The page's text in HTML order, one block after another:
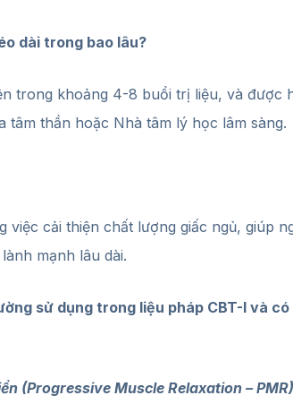
dài trong bao lâu?
trong khoảng 4-8 buổi trị liệu, và được
tâm thần hoặc Nhà tâm lý học lâm sàng.
việc cải thiện chất lượng giấc ngủ, giúp
mạnh lâu dài.
sử dụng trong liệu pháp CBT-I và
(Progressive Muscle Relaxation – PMR)